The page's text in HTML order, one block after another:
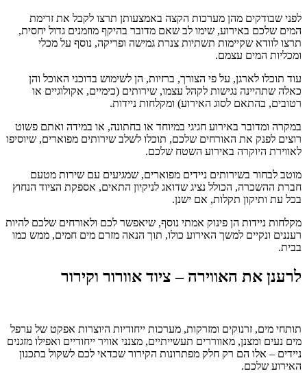
לפני שבודקים מהן מערכות הקצה באמצעותן תרצו לקבל את זרימת
המים שלכם באירוע, שימו לב שאם מדובר בהיקף מוזמנים גדול יחסית,
תרצו לוודא שקיימות תשתיות צנרת גמישה ופריקה, נוסף על מכלי
ומכליות המים עצמם.
עוד תוכלו לארגן, על פי הצורך, ברזיות, הן לשימוש בדוכני האוכל והן
כאלה שתהיינה נגישות לקהל עצמו, שירותים (כימיים, אקולוגיים או
רטובים, בהתאם לסוג האירוע) ומקלחות ניידות.
במקרה ומדובר באירוע חגיגי במיוחד או בחתונה, או במידה ואתם פשוט
רוצים לפנק את האורחים שלכם, תוכלו לשלב שירותים מפוארים, שיוסיפו
לאווירת היוקרה באירוע השטח שלכם.
מוטב לבחור בשירותים ניידים מפוארים, שמגיעים עם שירות מטעם
חברת ההשכרה, הכולל נציג שדואג לניקיון התאים, אספקת הציוד הנחוץ
בכל עת ותיקון תקלות, אם ישנן.
מקלחות ניידות הן פינוק אמתי נוסף, שיאפשר לכם ולאורחים שלכם להיות
רעננים ונקיים למשך האירוע כולו, תוך הנאה מזרם מים חמים, ממש כמו
בבית.
לרענן את האווירה – ציוד אוורור וקירור
תותחי מים, זרנוקים ומזרקות, מערכות ייחודיות היוצרות אפקט של ערפל
מים נעים ומצנן, מאווררים תעשייתיים, מצנני אוויר ייחודיים ואפילו מזגנים
ניידים – אלו הם רק חלק מפתרונות הקירור שכדאי לכם לשקול בתכנון
האירוע שלכם.